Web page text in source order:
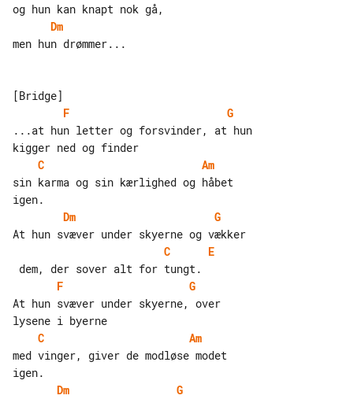
Dm
men hun drømmer...
F
G
...at hun letter og forsvinder, at hun
C
Am
sin karma og sin kærlighed og håbet
Dm
G
C
E
F
G
At hun svæver under skyerne, over
C
Am
med vinger, giver de modløse modet
Dm
G